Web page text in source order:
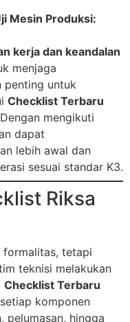
Mesin Produksi:
kerja dan keandalan
menjaga
penting untuk
Checklist Terbaru
mengikuti
dapat
lebih awal dan
sesuai standar K3.
Riksa
formalitas, tetapi
teknisi melakukan
Checklist Terbaru
komponen
pelumasan, hingga